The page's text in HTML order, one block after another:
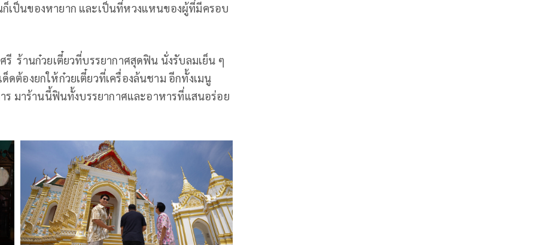
เป็นของหายาก และเป็นที่หวงแหนของผู้ที่มีครอบ
ร้านก๋วยเตี๋ยวที่บรรยากาศสุดฟิน นั่งรับลมเย็น ๆ
ต้องยกให้ก๋วยเตี๋ยวที่เครื่องล้นชาม อีกทั้งเมนู
ร มาร้านนี้ฟินทั้งบรรยากาศและอาหารที่แสนอร่อย